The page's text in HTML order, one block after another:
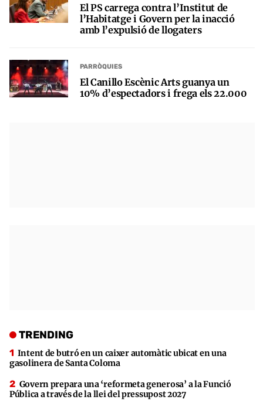
El PS carrega contra l’Institut de
l’Habitatge i Govern per la inacció
amb l’expulsió de llogaters
PARRÒQUIES
El Canillo Escènic Arts guanya un
10% d’espectadors i frega els 22.000
TRENDING
Intent de butró en un caixer automàtic ubicat en una
gasolinera de Santa Coloma
Govern prepara una ‘reformeta generosa’ a la Funció
Pública a través de la llei del pressupost 2027